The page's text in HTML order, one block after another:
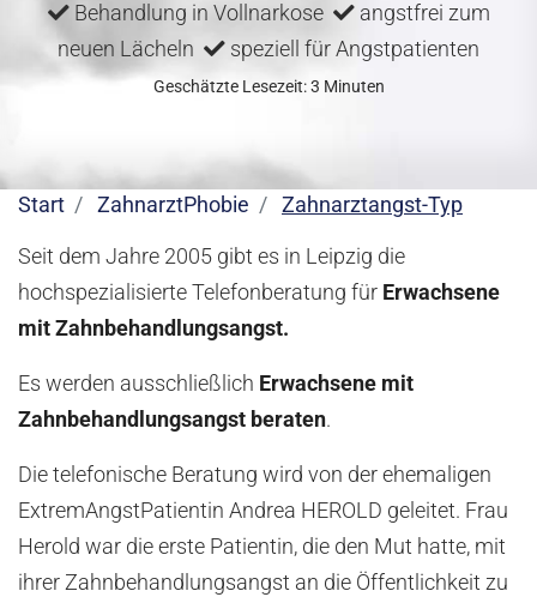
Behandlung in Vollnarkose
angstfrei zum
neuen Lächeln
speziell für Angstpatienten
Geschätzte Lesezeit: 3 Minuten
Start ZahnarztPhobie Zahnarztangst-Typ
Seit dem Jahre 2005 gibt es in Leipzig die
hochspezialisierte Telefonberatung für Erwachsene
mit Zahnbehandlungsangst.
Es werden ausschließlich Erwachsene mit
Zahnbehandlungsangst beraten.
Die telefonische Beratung wird von der ehemaligen
ExtremAngstPatientin Andrea HEROLD geleitet. Frau
Herold war die erste Patientin, die den Mut hatte, mit
ihrer Zahnbehandlungsangst an die Öffentlichkeit zu